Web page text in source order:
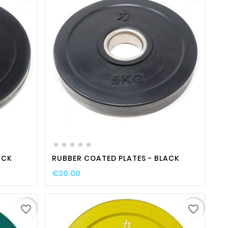
favorite_border 
    
RUBBER COATED PLATES - BLACK
€30.00
favorite_border favorite_border